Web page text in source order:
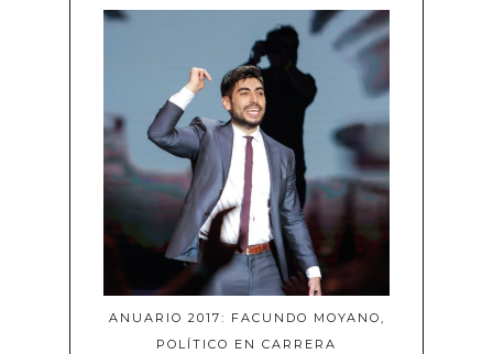
ANUARIO 2017: FACUNDO MOYANO,
POLÍTICO EN CARRERA